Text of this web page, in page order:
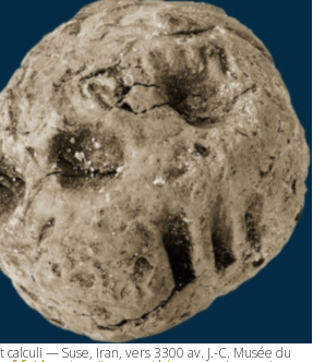
— Suse, Iran, vers 3300 av. J.-C. Musée du